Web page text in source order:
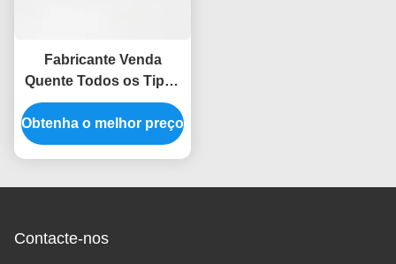
Fabricante Venda
Quente Todos os Tipos
Prontos para Envio E
Forma Oval 6 polegadas
de comprimento Duplo
Sólido Carbide Burrs
Obtenha o melhor preço
Contacte-nos